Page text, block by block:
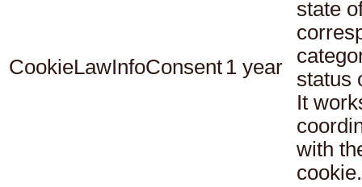
CookieLawInfoConsent 1 year
state
status
It
with
cookie.